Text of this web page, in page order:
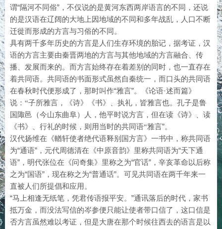
谓“隔河不同俗”，不仅说的是黄河东西两岸语言的不同，还说
的是汉语在辽阔的大地上因地域的不同和多年战乱，人口不断
迁徙而形成的方言与习俗的不同。
具有两千多年历史的方言是人们生存环境的胎记，据考证，汉
语的方言主要由秦晋两地的方言与其他地域的方言融合、传
播、发展而来的。而方言始终存在着差别的同时，也一直存在
着共同语。共同语的书面形式虽然自秦统一，而口头的共同语
在春秋时代便形成了，那时叫作“雅言”。《论语·述而篇》
说： “子所雅言，《诗》
《书》、执礼，皆雅言也。孔子是鲁
国陬邑（今山东曲阜）人，他平时说方言，但在读《诗》、读
《书》、行礼的时候，则用当时的共同语“雅言”。
汉代扬维在《輶轩使者绝代语释别国方言》一书中，称共同语
为“通语”，元代周德清在《中原音韵》里称共同语为“天下通
语”，明代张位在《问奇集》里称之为“官话”，辛亥革命以后称
之为“国语”，现在称之为“普通话”。可见共同语在两千年来一
直被人们所提倡和应用。
“马上相逢无纸笔，凭君传语报平安。”通讯落后的时代，家书
抵万金，而没法写信的岑参便只能让使者带口信了，这口信是
否方言虽然难以考证，但是大唐在那个时候往西去的语言是以